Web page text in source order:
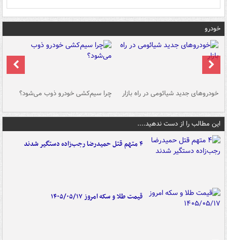
خودرو
خودروهای جدید شیائومی در راه بازار چرا سیم‌کشی خودرو ذوب می‌شود؟
این مطالب را از دست ندهید....
۴ متهم قتل حمیدرضا رجب‌زاده دستگیر شدند
قیمت طلا و سکه امروز ۱۴۰۵/۰۵/۱۷